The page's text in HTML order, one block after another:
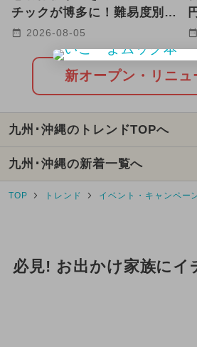
2026年8月のイベント
GW(ゴールデンウィーク)
2025年1月のイベント
2024年8月のイベント
2024年12月のイベント
2026年7月のイベント
2025年5月のイベント
チックが博多に！難易度別コ
ースで子供も大人も本気で挑
2026-08-05
新オープン・リニュ
九州･沖縄のトレンドTOPへ
九州･沖縄の新着一覧へ
TOP トレンド イベント・キャンペー
必見! お出かけ家族にイ